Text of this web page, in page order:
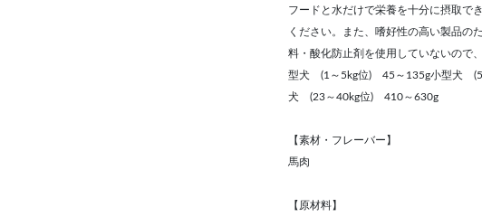
フードと水だけで栄養を十分に摂取で
ください。また、嗜好性の高い製品の
料・酸化防止剤を使用していないので
型犬 (1～5kg位) 45～135g小型犬
犬 (23～40kg位) 410～630g
【素材・フレーバー】
馬肉
【原材料】